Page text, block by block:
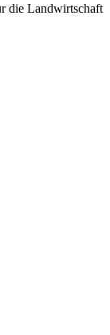
die Landwirtschaft